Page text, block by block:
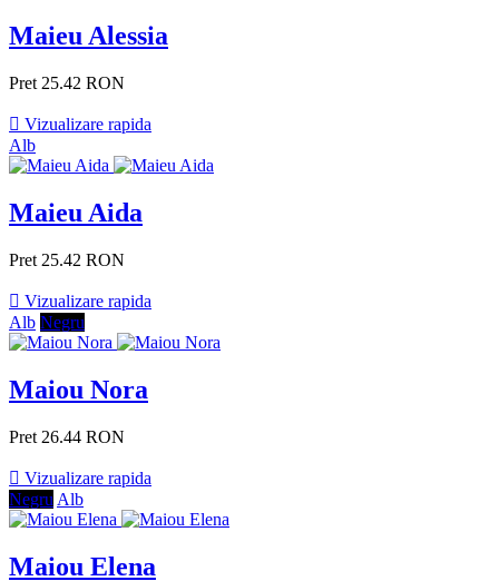
Maieu Alessia
Pret 25.42 RON
 Vizualizare rapida
Alb
Maieu Aida
Pret 25.42 RON
 Vizualizare rapida
Alb Negru
Maiou Nora
Pret 26.44 RON
 Vizualizare rapida
Negru Alb
Maiou Elena